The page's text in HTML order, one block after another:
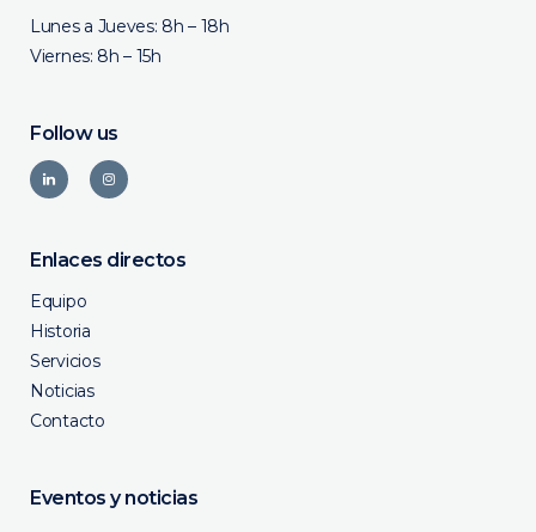
Lunes a Jueves: 8h – 18h
Viernes: 8h – 15h
Follow us
Enlaces directos
Equipo
Historia
Servicios
Noticias
Contacto
Eventos y noticias